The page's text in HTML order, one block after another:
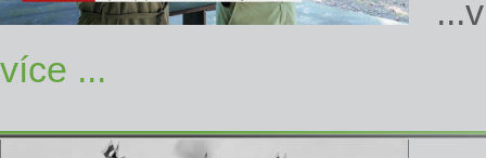
více ...